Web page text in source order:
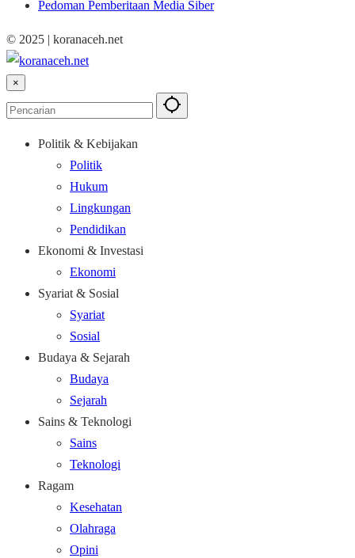
Pedoman Pemberitaan Media Siber
© 2025 | koranaceh.net
×
Politik & Kebijakan
Politik
Hukum
Lingkungan
Pendidikan
Ekonomi & Investasi
Ekonomi
Syariat & Sosial
Syariat
Sosial
Budaya & Sejarah
Budaya
Sejarah
Sains & Teknologi
Sains
Teknologi
Ragam
Kesehatan
Olahraga
Opini